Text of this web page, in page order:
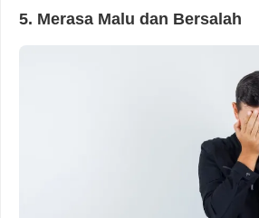
5. Merasa Malu dan Bersalah